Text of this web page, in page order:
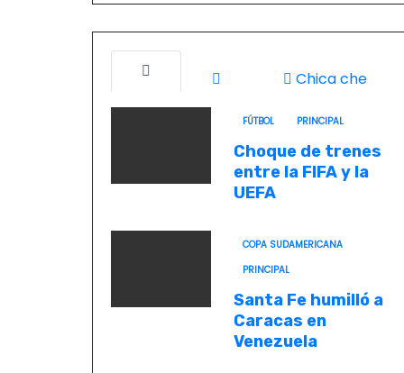
Chica che
FÚTBOL PRINCIPAL
Choque de trenes
entre la FIFA y la
UEFA
COPA SUDAMERICANA
PRINCIPAL
Santa Fe humilló a
Caracas en
Venezuela